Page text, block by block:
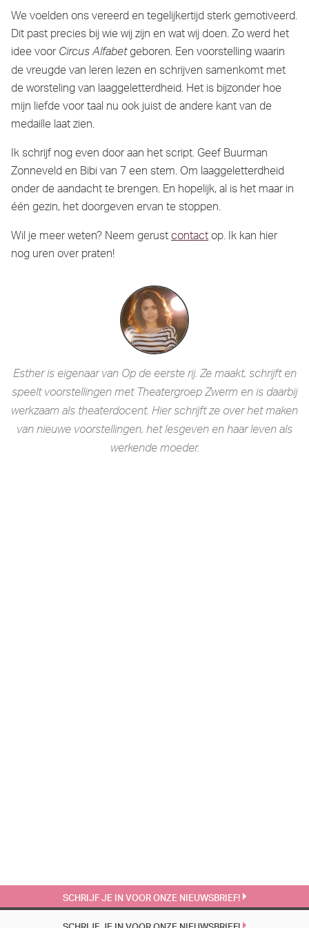
We voelden ons vereerd en tegelijkertijd sterk gemotiveerd.
Dit past precies bij wie wij zijn en wat wij doen. Zo werd het
idee voorCircus Alfabetgeboren. Een voorstelling waarin
de vreugde van leren lezen en schrijven samenkomt met
de worsteling van laaggeletterdheid. Het is bijzonder hoe
mijn liefde voor taal nu ook juist de andere kant van de
medaille laat zien.
Ik schrijf nog even door aan het script. Geef Buurman
Zonneveld en Bibi van 7 een stem. Om laaggeletterdheid
onder de aandacht te brengen. En hopelijk, al is het maar in
één gezin, het doorgeven ervan te stoppen.
Wil je meer weten? Neem gerustcontactop. Ik kan hier
nog uren over praten!
Esther is eigenaar van Op de eerste rij. Ze maakt, schrijft en
speelt voorstellingen met Theatergroep Zwerm en is daarbij
werkzaam als theaterdocent. Hier schrijft ze over het maken
van nieuwe voorstellingen, het lesgeven en haar leven als
werkende moeder.
SCHRIJF JE IN VOOR ONZE NIEUWSBRIEF!